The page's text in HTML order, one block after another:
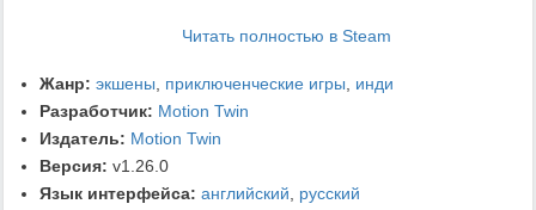
Читать полностью в Steam
Жанр: экшены, приключенческие игры, инди
Разработчик: Motion Twin
Издатель: Motion Twin
Версия: v1.26.0
Язык интерфейса: английский, русский